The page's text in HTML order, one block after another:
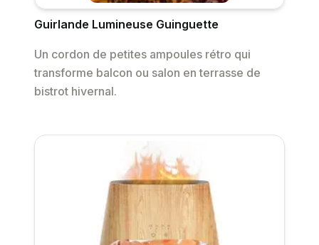
Guirlande Lumineuse Guinguette
Un cordon de petites ampoules rétro qui
transforme balcon ou salon en terrasse de
bistrot hivernal.